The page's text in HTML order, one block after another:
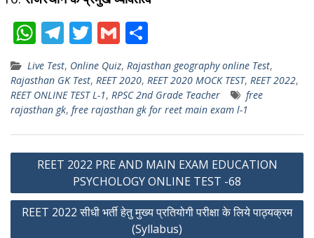
W
h
at
s
A
p
p
T
el
e
gr
a
m
T
w
itt
er
G
m
ai
l
h
ar
e
Live Test, Online Quiz, Rajasthan geography online Test,
Rajasthan GK Test, REET 2020, REET 2020 MOCK TEST, REET 2022,
REET ONLINE TEST L-1, RPSC 2nd Grade Teacher
free
rajasthan gk, free rajasthan gk for reet main exam l-1
Post
navigation
REET 2022 PRE AND MAIN EXAM EDUCATION
PSYCHOLOGY ONLINE TEST -68
REET 2022 सीधी भर्ती हेतु मुख्य प्रतियोगी परीक्षा के लिये पाठ्यक्रम
(Syllabus)